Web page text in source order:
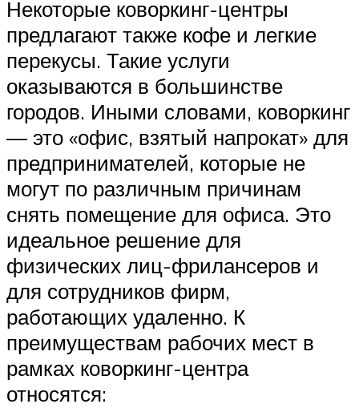
Некоторые коворкинг-центры
предлагают также кофе и легкие
перекусы. Такие услуги
оказываются в большинстве
городов. Иными словами, коворкинг
— это «офис, взятый напрокат» для
предпринимателей, которые не
могут по различным причинам
снять помещение для офиса. Это
идеальное решение для
физических лиц-фрилансеров и
для сотрудников фирм,
работающих удаленно. К
преимуществам рабочих мест в
рамках коворкинг-центра
относятся: